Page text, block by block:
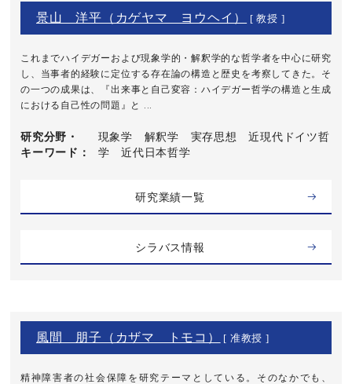
景山 洋平（カゲヤマ ヨウヘイ） [ 教授 ]
これまでハイデガーおよび現象学的・解釈学的な哲学者を中心に研究
し、当事者的経験に定位する存在論の構造と歴史を考察してきた。そ
の一つの成果は、『出来事と自己変容：ハイデガー哲学の構造と生成
における自己性の問題』と ...
研究分野・
キーワード
現象学 解釈学 実存思想 近現代ドイツ哲
学 近代日本哲学
研究業績一覧
シラバス情報
風間 朋子（カザマ トモコ） [ 准教授 ]
精神障害者の社会保障を研究テーマとしている。そのなかでも、